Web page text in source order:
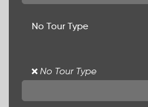
No Tour Type
No Tour Type